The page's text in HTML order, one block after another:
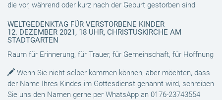
die vor, während oder kurz nach der Geburt gestorben sind
WELTGEDENKTAG FÜR VERSTORBENE KINDER
12. DEZEMBER 2021, 18 UHR, CHRISTUSKIRCHE AM
STADTGARTEN
Raum für Erinnerung, für Trauer, für Gemeinschaft, für Hoffnung
Wenn Sie nicht selber kommen können, aber möchten, dass
der Name Ihres Kindes im Gottesdienst genannt wird, schreiben
Sie uns den Namen gerne per WhatsApp an 0176-23743554